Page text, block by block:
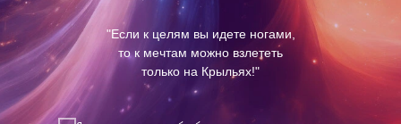
"Если к целям вы идете ногами,
то к мечтам можно взлететь
только на Крыльях!"